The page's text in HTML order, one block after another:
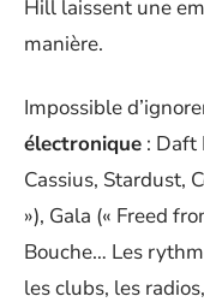
Hill laissent une
manière.
Impossible
électronique : Daft
Cassius, Stardust,
»), Gala (« Freed
Bouche… Les
les clubs, les